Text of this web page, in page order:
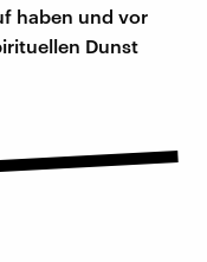
haben und vor
Dunst